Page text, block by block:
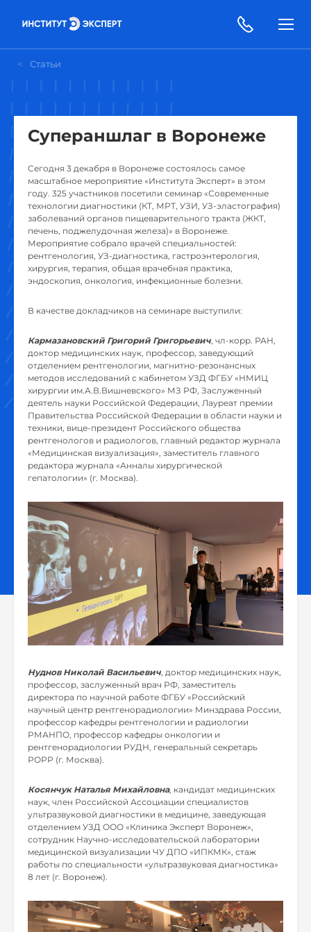
Статьи
Супераншлаг в Воронеже
Сегодня 3 декабря в Воронеже состоялось самое
масштабное мероприятие «Института Эксперт» в этом
году. 325 участников посетили семинар «Современные
технологии диагностики (КТ, МРТ, УЗИ, УЗ-эластография)
заболеваний органов пищеварительного тракта (ЖКТ,
печень, поджелудочная железа)» в Воронеже.
Мероприятие собрало врачей специальностей:
рентгенология, УЗ-диагностика, гастроэнтерология,
хирургия, терапия, общая врачебная практика,
эндоскопия, онкология, инфекционные болезни.
В качестве докладчиков на семинаре выступили:
Кармазановский Григорий Григорьевич, чл-корр. РАН,
доктор медицинских наук, профессор, заведующий
отделением рентгенологии, магнитно-резонансных
методов исследований с кабинетом УЗД ФГБУ «НМИЦ
хирургии им.А.В.Вишневского» МЗ РФ, Заслуженный
деятель науки Российской Федерации, Лауреат премии
Правительства Российской Федерации в области науки и
техники, вице-президент Российского общества
рентгенологов и радиологов, главный редактор журнала
«Медицинская визуализация», заместитель главного
редактора журнала «Анналы хирургической
гепатологии» (г. Москва).
Нуднов Николай Васильевич, доктор медицинских наук,
профессор, заслуженный врач РФ, заместитель
директора по научной работе ФГБУ «Российский
научный центр рентгенорадиологии» Минздрава России,
профессор кафедры рентгенологии и радиологии
РМАНПО, профессор кафедры онкологии и
рентгенорадиологии РУДН, генеральный секретарь
РОРР (г. Москва).
Косянчук Наталья Михайловна, кандидат медицинских
наук, член Российской Ассоциации специалистов
ультразвуковой диагностики в медицине, заведующая
отделением УЗД ООО «Клиника Эксперт Воронеж»,
сотрудник Научно-исследовательской лаборатории
медицинской визуализации ЧУ ДПО «ИПКМК», стаж
работы по специальности «ультразвуковая диагностика»
8 лет (г. Воронеж).